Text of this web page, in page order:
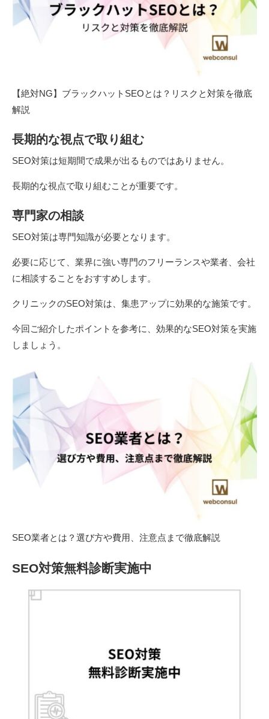
【絶対NG】ブラックハットSEOとは？リスクと対策を徹底
解説
長期的な視点で取り組む
SEO対策は短期間で成果が出るものではありません。
長期的な視点で取り組むことが重要です。
専門家の相談
SEO対策は専門知識が必要となります。
必要に応じて、業界に強い専門のフリーランスや業者、会社
に相談することをおすすめします。
クリニックのSEO対策は、集患アップに効果的な施策です。
今回ご紹介したポイントを参考に、効果的なSEO対策を実施
しましょう。
SEO業者とは？選び方や費用、注意点まで徹底解説
SEO対策無料診断実施中